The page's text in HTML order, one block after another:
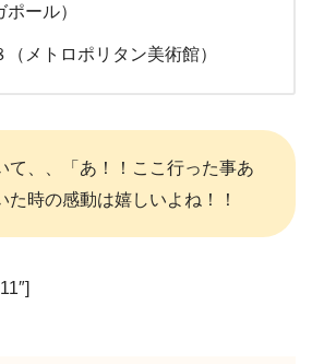
ール）
メトロポリタン美術館）
て、、「あ！！ここ行った事あ
た時の感動は嬉しいよね！！